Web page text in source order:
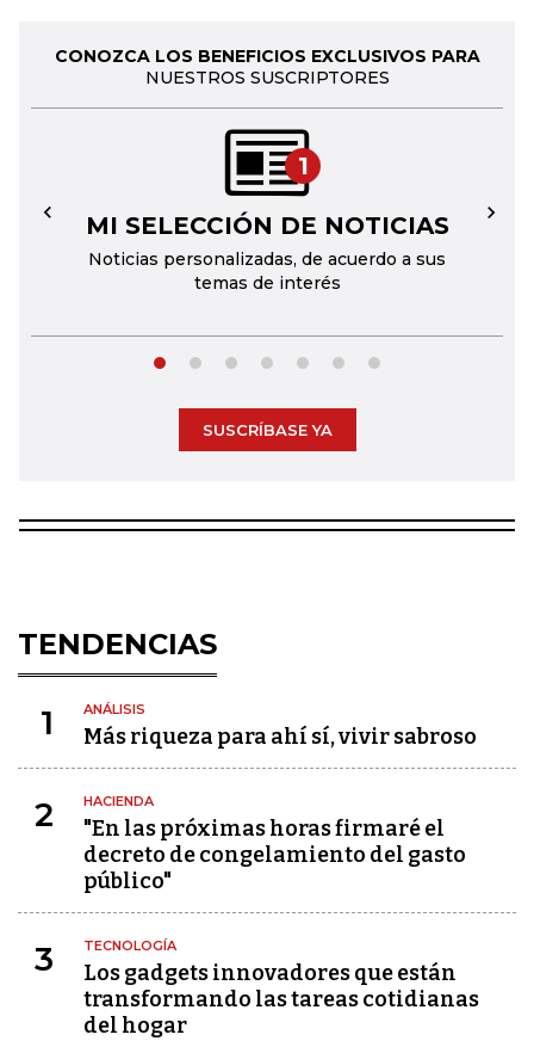
CONOZCA LOS BENEFICIOS EXCLUSIVOS PARA
NUESTROS SUSCRIPTORES
1
MI SELECCIÓN DE NOTICIAS
Noticias personalizadas, de acuerdo a sus
temas de interés
← →
SUSCRÍBASE YA
TENDENCIAS
1 ANÁLISIS
Más riqueza para ahí sí, vivir sabroso
2 HACIENDA
"En las próximas horas firmaré el
decreto de congelamiento del gasto
público"
3 TECNOLOGÍA
Los gadgets innovadores que están
transformando las tareas cotidianas
del hogar